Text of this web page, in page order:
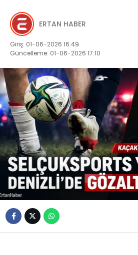
ERTAN HABER
Giriş: 01-06-2026 16:49
Güncelleme: 01-06-2026 17:10